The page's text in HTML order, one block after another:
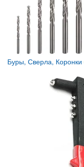
Буры, Сверла, Коронки